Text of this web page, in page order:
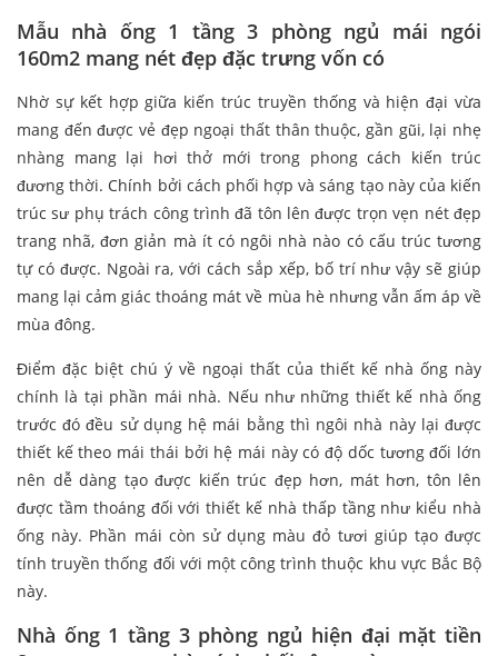
Mẫu nhà ống 1 tầng 3 phòng ngủ mái ngói
160m2 mang nét đẹp đặc trưng vốn có
Nhờ sự kết hợp giữa kiến trúc truyền thống và hiện đại vừa
mang đến được vẻ đẹp ngoại thất thân thuộc, gần gũi, lại nhẹ
nhàng mang lại hơi thở mới trong phong cách kiến trúc
đương thời. Chính bởi cách phối hợp và sáng tạo này của kiến
trúc sư phụ trách công trình đã tôn lên được trọn vẹn nét đẹp
trang nhã, đơn giản mà ít có ngôi nhà nào có cấu trúc tương
tự có được. Ngoài ra, với cách sắp xếp, bố trí như vậy sẽ giúp
mang lại cảm giác thoáng mát về mùa hè nhưng vẫn ấm áp về
mùa đông.
Điểm đặc biệt chú ý về ngoại thất của thiết kế nhà ống này
chính là tại phần mái nhà. Nếu như những thiết kế nhà ống
trước đó đều sử dụng hệ mái bằng thì ngôi nhà này lại được
thiết kế theo mái thái bởi hệ mái này có độ dốc tương đối lớn
nên dễ dàng tạo được kiến trúc đẹp hơn, mát hơn, tôn lên
được tầm thoáng đối với thiết kế nhà thấp tầng như kiểu nhà
ống này. Phần mái còn sử dụng màu đỏ tươi giúp tạo được
tính truyền thống đối với một công trình thuộc khu vực Bắc Bộ
này.
Nhà ống 1 tầng 3 phòng ngủ hiện đại mặt tiền